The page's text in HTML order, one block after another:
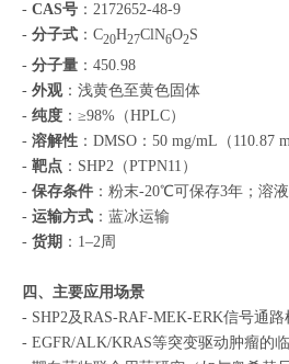
- CAS号 ：2172652-48-9
- 分子式 ：C20H27ClN6O2S
- 分子量 ：450.98
- 外观：浅黄色至黄色固体
- 纯度 ：≥98%（HPLC）
- 溶解性 ：DMSO：50 mg/mL（110.87
- 靶点 ：SHP2（PTPN11）
- 保存条件 ：粉末-20℃可保存3年；溶
- 运输方式 ：蓝冰运输
- 货期 ：1–2周
四、主要应用场景
- SHP2及RAS-RAF-MEK-ERK信号通
- EGFR/ALK/KRAS等突变驱动肿瘤的